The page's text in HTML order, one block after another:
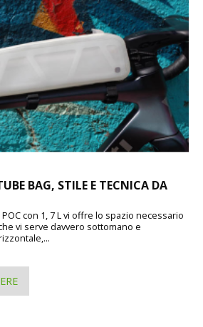
BAG, STILE E TECNICA DA
con 1, 7 L vi offre lo spazio necessario
vi serve davvero sottomano e